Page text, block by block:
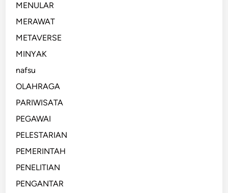
MENULAR
MERAWAT
METAVERSE
MINYAK
nafsu
OLAHRAGA
PARIWISATA
PEGAWAI
PELESTARIAN
PEMERINTAH
PENELITIAN
PENGANTAR